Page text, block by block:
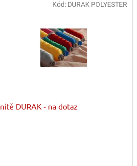
nitě DURAK - na dotaz
Kód: DURAK POLYESTER